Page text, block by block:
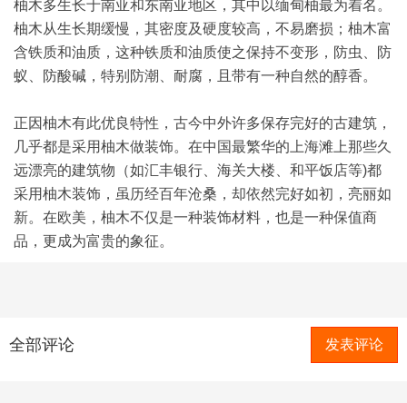
柚木多生长于南亚和东南亚地区，其中以缅甸柚最为着名。
柚木从生长期缓慢，其密度及硬度较高，不易磨损；柚木富
含铁质和油质，这种铁质和油质使之保持不变形，防虫、防
蚁、防酸碱，特别防潮、耐腐，且带有一种自然的醇香。
正因柚木有此优良特性，古今中外许多保存完好的古建筑，
几乎都是采用柚木做装饰。在中国最繁华的上海滩上那些久
远漂亮的建筑物（如汇丰银行、海关大楼、和平饭店等)都
采用柚木装饰，虽历经百年沧桑，却依然完好如初，亮丽如
新。在欧美，柚木不仅是一种装饰材料，也是一种保值商
品，更成为富贵的象征。
全部评论 发表评论